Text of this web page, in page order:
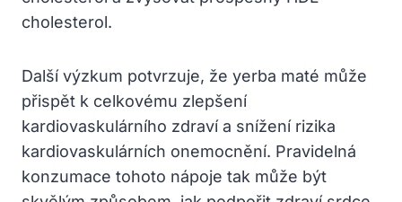
cholesterol.
Další výzkum potvrzuje, že yerba maté může
přispět k celkovému zlepšení
kardiovaskulárního zdraví a snížení rizika
kardiovaskulárních onemocnění. Pravidelná
konzumace tohoto nápoje tak může být